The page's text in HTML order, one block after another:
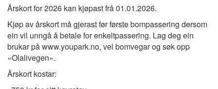
Årskort for 2026 kan kjøpast frå 01.01.2026.
Kjøp av årskort må gjerast før første bompassering dersom
ein vil unngå å betale for enkeltpassering. Lag deg ein
brukar på www.youpark.no, vel bomvegar og søk opp
«Olalivegen».
Årskort kostar: